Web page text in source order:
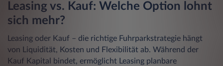
Leasing vs. Kauf: Welche Option lohnt
sich mehr?
Leasing oder Kauf – die richtige Fuhrparkstrategie hängt
von Liquidität, Kosten und Flexibilität ab. Während der
Kauf Kapital bindet, ermöglicht Leasing planbare